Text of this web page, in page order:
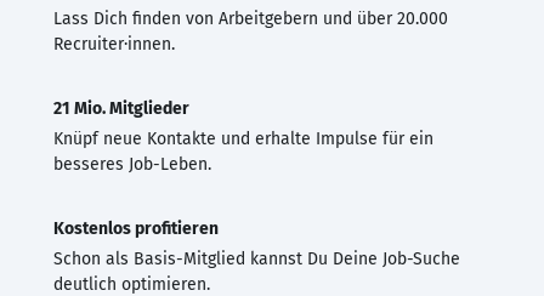
Lass Dich finden von Arbeitgebern und über 20.000
Recruiter·innen.
21 Mio. Mitglieder
Knüpf neue Kontakte und erhalte Impulse für ein
besseres Job-Leben.
Kostenlos profitieren
Schon als Basis-Mitglied kannst Du Deine Job-Suche
deutlich optimieren.